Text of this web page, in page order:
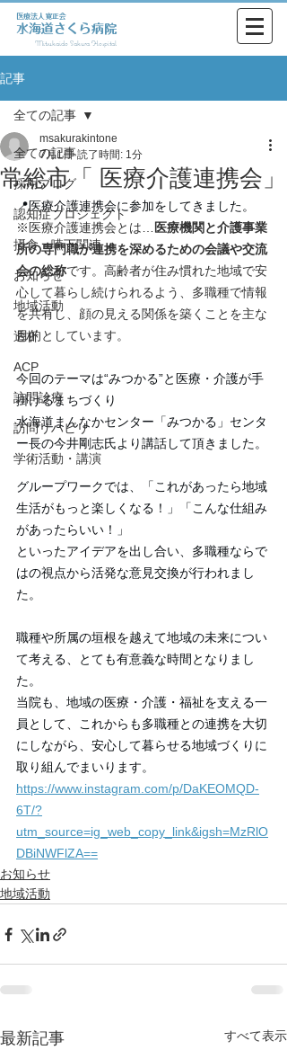
医療法人寛正会
水海道さくら病院
Mitsukaido Sakura Hospital
記事
全ての記事
採用ブログ
認知症プロジェクト
摂食・嚥下関連
お知らせ
地域活動
透析
ACP
訪問診療
訪問リハビリ
学術活動・講演
全ての記事
常総市「 医療介護連携会」
msakurakintone
7月1日 読了時間: 1分
📍医療介護連携会に参加をしてきました。
※医療介護連携会とは…
医療機関と介護事業
所の専門職が連携を深めるための会議や交流
会の総称です。高齢者が住み慣れた地域で安
心して暮らし続けられるよう、多職種で情報
を共有し、顔の見える関係を築くことを主な
目的としています。
今回のテーマは“みつかる”と医療・介護が手
掛けるまちづくり
水海道まんなかセンター「みつかる」センタ
ー長の今井剛志氏より講話して頂きました。
グループワークでは、「これがあったら地域
生活がもっと楽しくなる！」「こんな仕組み
があったらいい！」
といったアイデアを出し合い、多職種ならで
はの視点から活発な意見交換が行われまし
た。
職種や所属の垣根を越えて地域の未来につい
て考える、とても有意義な時間となりまし
た。
当院も、地域の医療・介護・福祉を支える一
員として、これからも多職種との連携を大切
にしながら、安心して暮らせる地域づくりに
取り組んでまいります。
https://www.instagram.com/p/DaKEOMQD-
6T/?
utm_source=ig_web_copy_link&igsh=MzRlO
DBiNWFlZA==
お知らせ
地域活動
最新記事 すべて表示